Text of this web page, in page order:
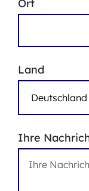
Ort
Land
Ihre